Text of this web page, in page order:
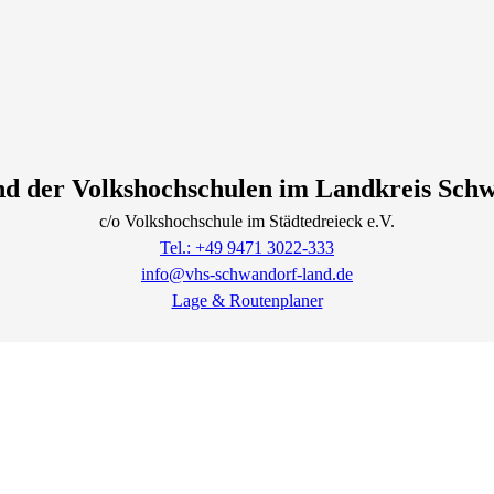
der Volkshochschulen im Landkreis
c/o Volkshochschule im Städtedreieck e.V.
Tel.: +49 9471 3022-333
info@vhs-schwandorf-land.de
Lage & Routenplaner